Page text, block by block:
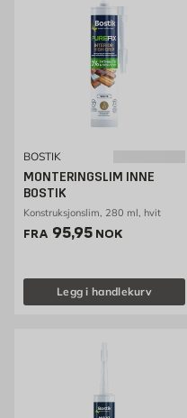
BOSTIK
MONTERINGSLIM INNE
BOSTIK
Konstruksjonslim, 280 ml, hvit
FRA Pris 95.95 NOK /stk
95,95 NOK
Legg i handlekurv